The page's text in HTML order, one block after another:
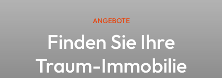
ANGEBOTE
Finden Sie Ihre
Traum-Immobilie